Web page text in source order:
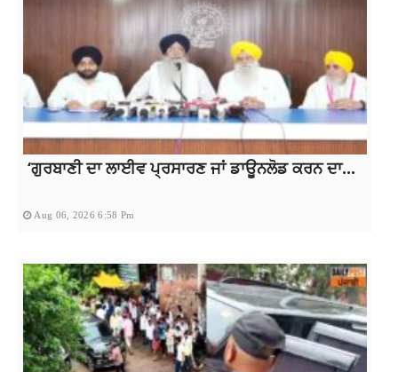
‘ਗੁਰਬਾਣੀ ਦਾ ਲਾਈਵ ਪ੍ਰਸਾਰਣ ਜਾਂ ਡਾਊਨਲੋਡ ਕਰਨ ਦਾ...
Aug 06, 2026 6:58 Pm